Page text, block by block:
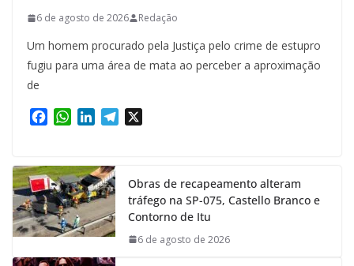
6 de agosto de 2026 Redação
Um homem procurado pela Justiça pelo crime de estupro
fugiu para uma área de mata ao perceber a aproximação
de
e
b
o
o
k
W
t
s
A
p
p
k
e
d
I
n
m
Obras de recapeamento alteram
tráfego na SP-075, Castello Branco e
Contorno de Itu
6 de agosto de 2026